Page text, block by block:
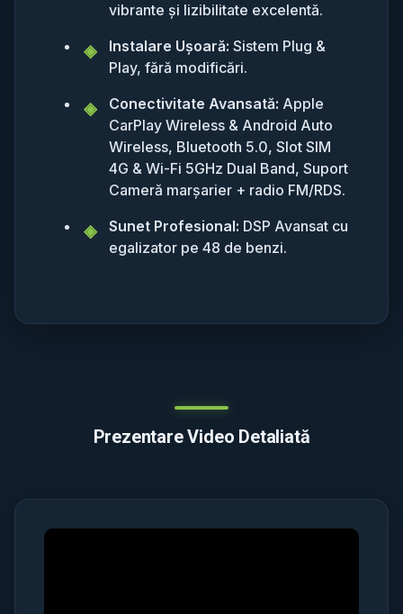
vibrante și lizibilitate excelentă.
Instalare Ușoară: Sistem Plug &
Play, fără modificări.
Conectivitate Avansată: Apple
CarPlay Wireless & Android Auto
Wireless, Bluetooth 5.0, Slot SIM
4G & Wi-Fi 5GHz Dual Band, Suport
Cameră marșarier + radio FM/RDS.
Sunet Profesional: DSP Avansat cu
egalizator pe 48 de benzi.
Prezentare Video Detaliată